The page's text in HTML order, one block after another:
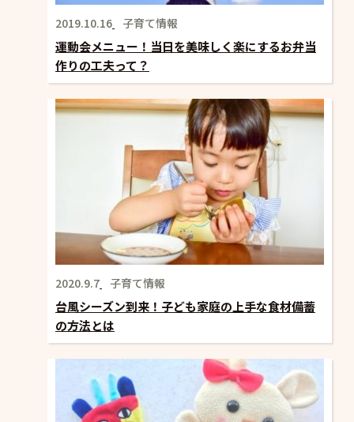
2019.10.16 子育て情報
運動会メニュー！当日を美味しく楽にするお弁当
作りの工夫って？
2020.9.7 子育て情報
台風シーズン到来！子ども家庭の上手な食材備蓄
の方法とは